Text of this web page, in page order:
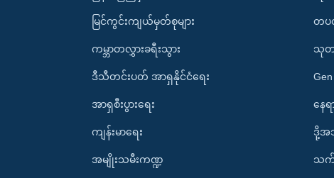
မြင်ကွင်းကျယ်မှတ်စုများ
ကမ္ဘာတလွှားခရီးသွား
ဒီသီတင်းပတ် အာရှနိုင်ငံရေး
အာရှစီးပွားရေး
ကျန်းမာရေး
အမျိုးသမီးကဏ္ဍ
တပ
သုတ
နေရ
ဒို့အ
သက်